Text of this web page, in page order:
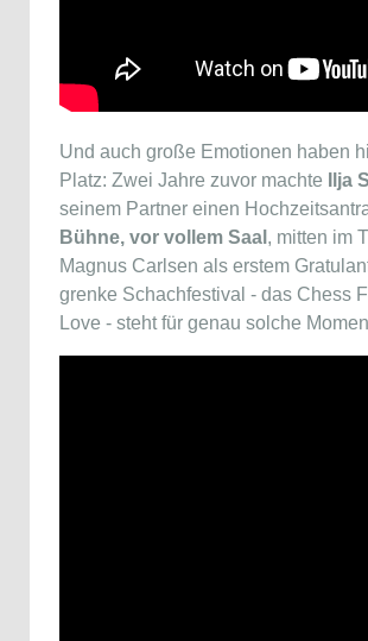
Und auch große Emotionen haben
Platz: Zwei Jahre zuvor machte
Ilja
seinem Partner einen
Bühne, vor vollem Saal , mitten im
Magnus Carlsen als erstem
grenke Schachfestival - das Chess
Love - steht für genau solche